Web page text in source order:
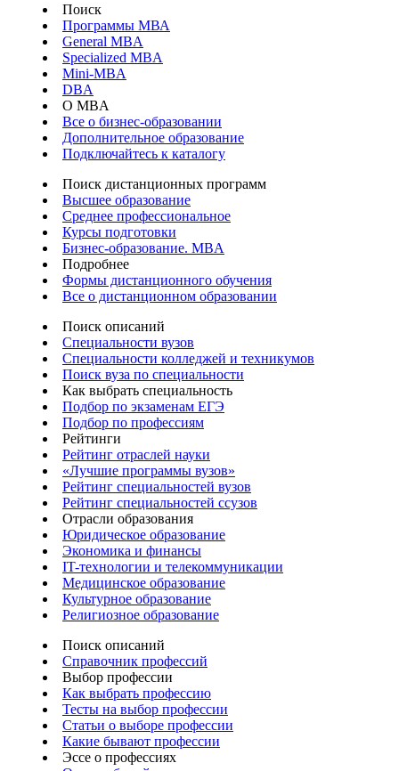
Поиск
Программы МВА
General MBA
Specialized MBA
Mini-MBA
DBA
О MBA
Все о бизнес-образовании
Дополнительное образование
Подключайтесь к каталогу
Поиск дистанционных программ
Высшее образование
Среднее профессиональное
Курсы подготовки
Бизнес-образование. MBA
Подробнее
Формы дистанционного обучения
Все о дистанционном образовании
Поиск описаний
Специальности вузов
Специальности колледжей и техникумов
Поиск вуза по специальности
Как выбрать специальность
Подбор по экзаменам ЕГЭ
Подбор по профессиям
Рейтинги
Рейтинг отраслей науки
«Лучшие программы вузов»
Рейтинг специальностей вузов
Рейтинг специальностей ссузов
Отрасли образования
Юридическое образование
Экономика и финансы
IT-технологии и телекоммуникации
Медицинское образование
Культурное образование
Религиозное образование
Поиск описаний
Справочник профессий
Выбор профессии
Как выбрать профессию
Тесты на выбор профессии
Статьи о выборе профессии
Какие бывают профессии
Эссе о профессиях